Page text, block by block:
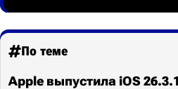
По теме
Apple выпустила iOS